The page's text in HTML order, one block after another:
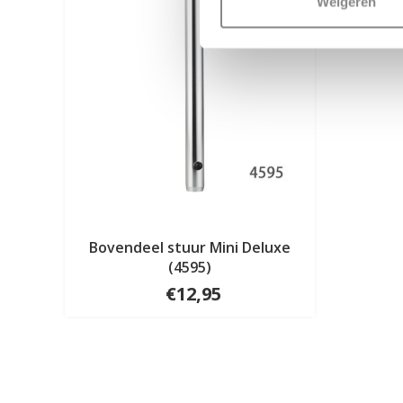
Bovendeel stuur Mini Deluxe
(4595)
€12,95